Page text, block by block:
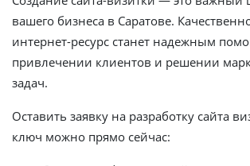
вашего бизнеса в Саратове.
интернет-ресурс станет надежным
привлечении клиентов и решении
задач.
Оставить заявку на разработку сайта
ключ можно прямо сейчас: